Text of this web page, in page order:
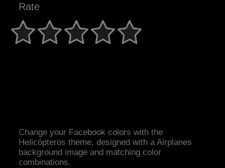
Rate
Change your Facebook colors with the
Helicópteros theme, designed with a Airplanes
background image and matching color
combinations.